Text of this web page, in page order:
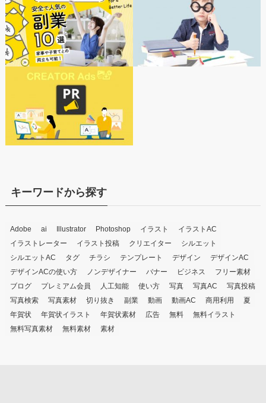
キーワードから探す
Adobe ai Illustrator Photoshop イラスト
イラストAC
イラストレーター
イラスト投稿 クリエイター
シルエット
シルエットAC
タグ チラシ テンプレート デザイン
デザインAC
デザインACの使い方
ノンデザイナー バナー ビジネス
フリー素材
ブログ
プレミアム会員 人工知能 使い方 写真 写真AC
写真投稿
写真検索
写真素材 切り抜き 副業 動画 動画AC 商用利用
夏
年賀状
年賀状イラスト 年賀状素材 広告 無料
無料イラスト
無料写真素材
無料素材 素材